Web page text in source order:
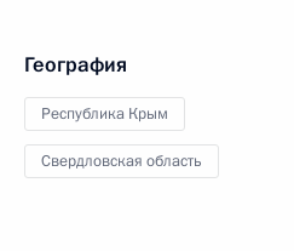
География
Республика Крым
Свердловская область